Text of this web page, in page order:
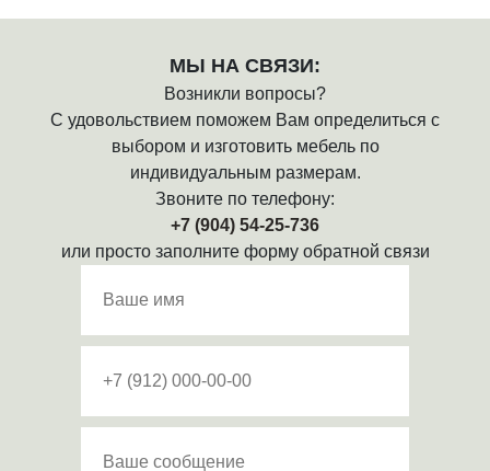
МЫ НА СВЯЗИ:
Возникли вопросы?
С удовольствием поможем Вам определиться с
выбором и изготовить мебель по
индивидуальным размерам.
Звоните по телефону:
+7 (904) 54-25-736
или просто заполните форму обратной связи